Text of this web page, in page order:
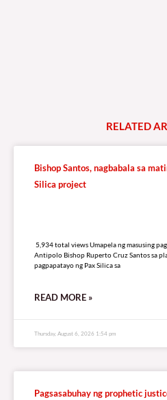
RELATEDAR
Bishop Santos, nagbabala sa
Silica project
5,934 total views Umapela ng masusing
Antipolo Bishop Ruperto Cruz Santos sa
pagpapatayo ng Pax Silica sa
READ MORE »
Thursday, August 6, 2026 1:54 pm
Pagsasabuhay ng prophetic